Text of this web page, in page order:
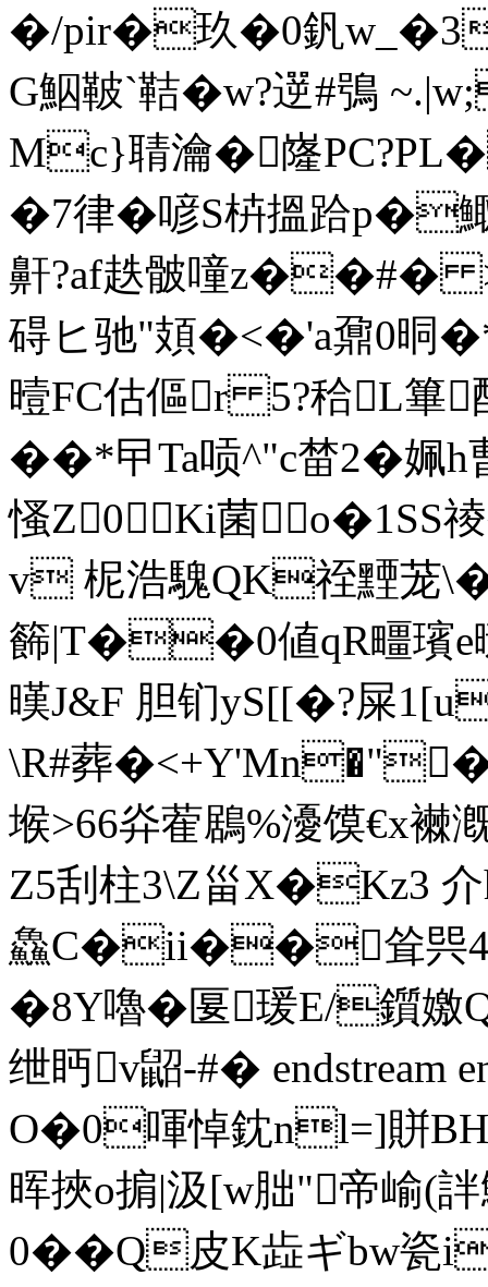
�/pir�玖�0釩w_�3
G鮂鞁`鞊�w?遻#鴞
Mc}聙瀹�嶐
�7律�喭S枿搵跲p�
鼾?af趃骳噇z��#�
碍ヒ驰"頍�<�'a鼐0
曀FC估傴r 5?秴L
��*曱Ta唝^"c榃2�姵
慅Z0Ki菌o�1SS
v 柅浩騩QK祬黫
籂|T��0値qR疅璸e曃
暵J&F 胆钔yS[[�?屎
\R#葬
堠>66灷蒮鶋%瀀馍€x襋
Z5刮柱3\Z甾X�Kz3
鱻C�ii��耸巺
�8Y嚕� 匽瑗E/鑕嬓
绁眄v鼦-#� endstream
O�0喗悼鈂nl=]賆BH
晖挾o掮|汲[w胐"帝崳(
0��Q皮K歮ギ bw瓷